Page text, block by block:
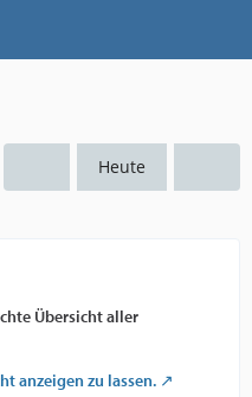
Heute
Übersicht aller
anzeigen zu lassen.